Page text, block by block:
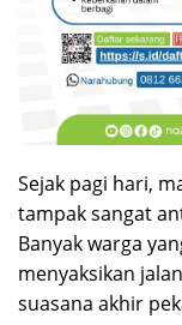
Sejak pagi hari,
tampak sangat
Banyak warga
menyaksikan
suasana akhir